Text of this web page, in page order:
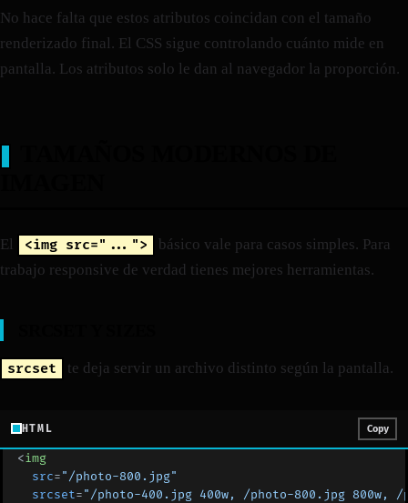
No hace falta que estos atributos coincidan con el tamaño
renderizado final. El CSS sigue controlando cuánto mide en
pantalla. Los atributos solo le dan al navegador la proporción.
El <img src="...">
básico vale para casos simples. Para
trabajo responsive de verdad tienes mejores herramientas.
srcset te deja servir un archivo distinto según la pantalla.
HTML Copy
<img
  src
="/photo-800.jpg"
  srcset
="/photo-400.jpg 400w, /photo-800.jpg 800w, /